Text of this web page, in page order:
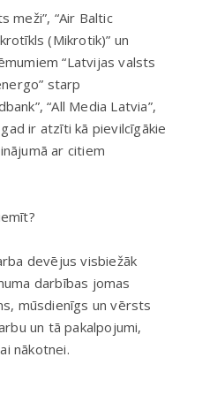
meži”, “Air Baltic
(Mikrotik)” un
“Latvijas valsts
starp
“All Media Latvia”,
ir atzīti kā pievilcīgākie
ar citiem
devējus visbiežāk
darbības jomas
mūsdienīgs un vērsts
un tā pakalpojumi,
nākotnei.